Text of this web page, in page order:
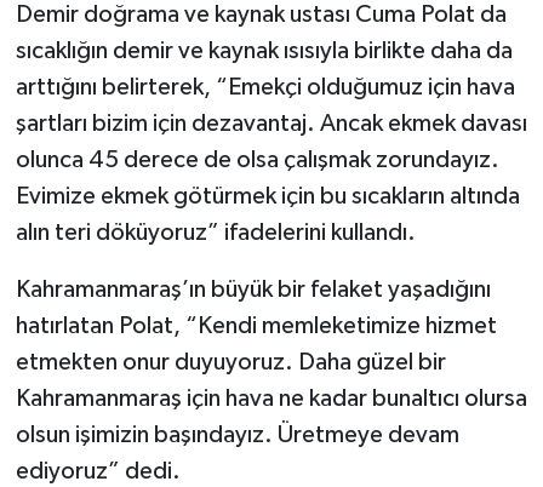
Demir doğrama ve kaynak ustası Cuma Polat da
sıcaklığın demir ve kaynak ısısıyla birlikte daha da
arttığını belirterek, “Emekçi olduğumuz için hava
şartları bizim için dezavantaj. Ancak ekmek davası
olunca 45 derece de olsa çalışmak zorundayız.
Evimize ekmek götürmek için bu sıcakların altında
alın teri döküyoruz” ifadelerini kullandı.
Kahramanmaraş’ın büyük bir felaket yaşadığını
hatırlatan Polat, “Kendi memleketimize hizmet
etmekten onur duyuyoruz. Daha güzel bir
Kahramanmaraş için hava ne kadar bunaltıcı olursa
olsun işimizin başındayız. Üretmeye devam
ediyoruz” dedi.